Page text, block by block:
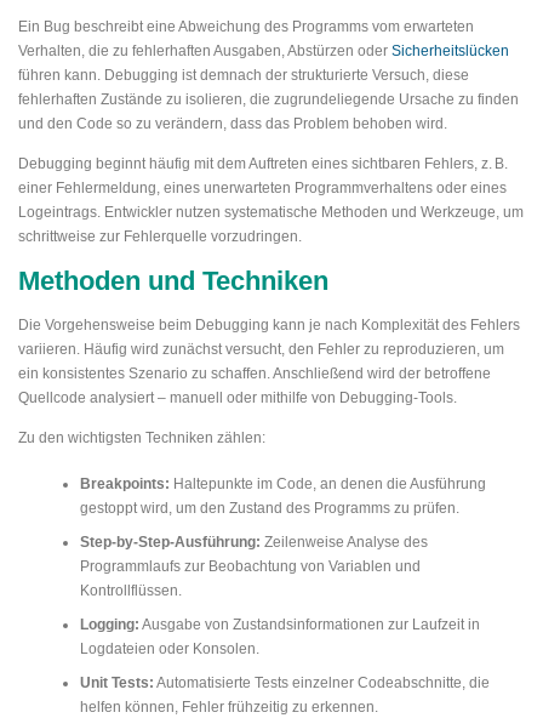
Ein Bug beschreibt eine Abweichung des Programms vom erwarteten
Verhalten, die zu fehlerhaften Ausgaben, Abstürzen oder Sicherheitslücken
führen kann. Debugging ist demnach der strukturierte Versuch, diese
fehlerhaften Zustände zu isolieren, die zugrundeliegende Ursache zu finden
und den Code so zu verändern, dass das Problem behoben wird.
Debugging beginnt häufig mit dem Auftreten eines sichtbaren Fehlers, z. B.
einer Fehlermeldung, eines unerwarteten Programmverhaltens oder eines
Logeintrags. Entwickler nutzen systematische Methoden und Werkzeuge, um
schrittweise zur Fehlerquelle vorzudringen.
Methoden und Techniken
Die Vorgehensweise beim Debugging kann je nach Komplexität des Fehlers
variieren. Häufig wird zunächst versucht, den Fehler zu reproduzieren, um
ein konsistentes Szenario zu schaffen. Anschließend wird der betroffene
Quellcode analysiert – manuell oder mithilfe von Debugging-Tools.
Zu den wichtigsten Techniken zählen:
Breakpoints: Haltepunkte im Code, an denen die Ausführung
gestoppt wird, um den Zustand des Programms zu prüfen.
Step-by-Step-Ausführung: Zeilenweise Analyse des
Programmlaufs zur Beobachtung von Variablen und
Kontrollflüssen.
Logging: Ausgabe von Zustandsinformationen zur Laufzeit in
Logdateien oder Konsolen.
Unit Tests: Automatisierte Tests einzelner Codeabschnitte, die
helfen können, Fehler frühzeitig zu erkennen.